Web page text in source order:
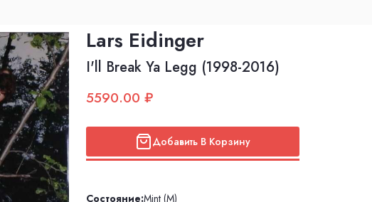
Lars Eidinger
I'll Break Ya Legg (1998-2016)
5590.00 ₽
Добавить В Корзину
Состояние:Mint (M)